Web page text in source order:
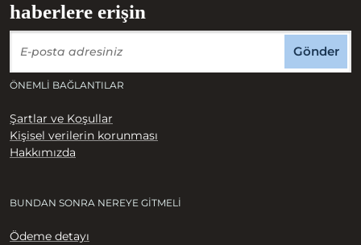
haberlere erişin
Gönder
ÖNEMLI BAĞLANTILAR
Şartlar ve Koşullar
Kişisel verilerin korunması
Hakkımızda
BUNDAN SONRA NEREYE GITMELI
Ödeme detayı